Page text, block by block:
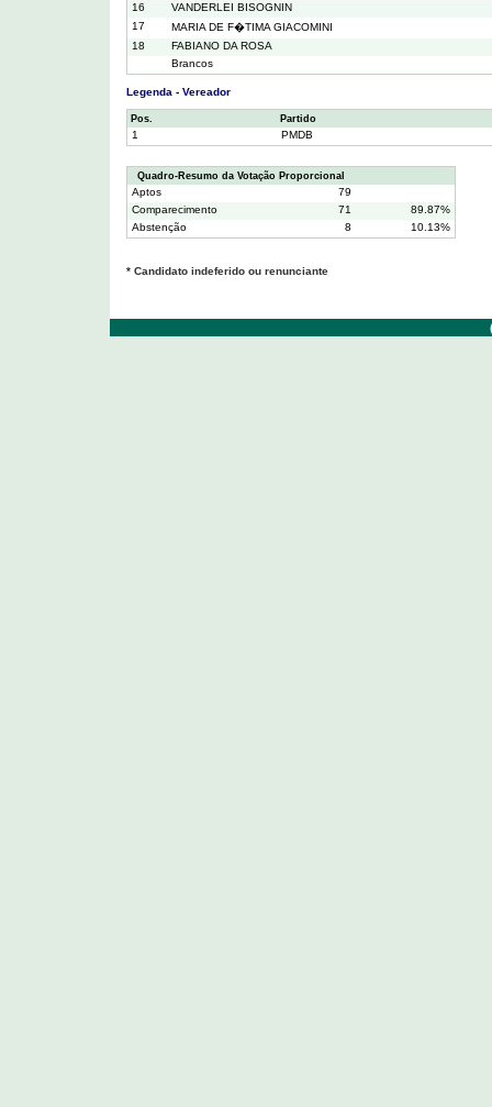
16
VANDERLEI BISOGNIN
17
MARIA DE F�TIMA GIACOMINI
18
FABIANO DA ROSA
Brancos
Legenda - Vereador
Pos. Partido
1 PMDB
Quadro-Resumo da Votação Proporcional
Aptos
79
Comparecimento
71
89.87%
Abstenção
8 10.13%
* Candidato indeferido ou renunciante